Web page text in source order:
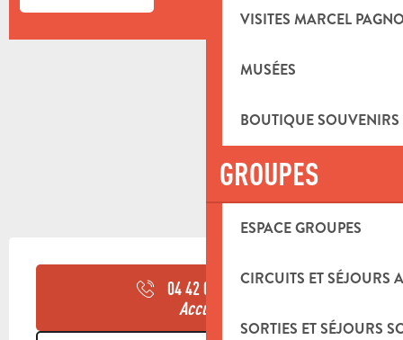
VISITES MARCEL
MUSÉES
BOUTIQUE
GROUPES
ESPACE GROUPES
CIRCUITS ET SÉJOURS
SORTIES ET SÉJOURS
OUVERTURE ET COORDONNÉES
04 42 03 49▒▒
Accueil